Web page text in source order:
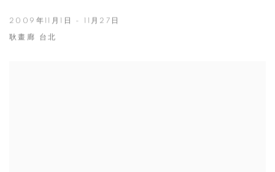
2009年11月1日 - 11月27日
耿畫廊 台北